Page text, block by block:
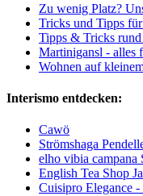
Zu wenig Platz?
Tricks und Tipps
Tipps & Tricks rund
Martinigansl - alles
Wohnen auf
Interismo entdecken:
Cawö
Strömshaga
elho vibia campana
English Tea Shop
Cuisipro Elegance